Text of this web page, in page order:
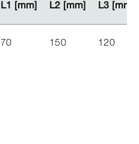
L1 [mm] L2 [mm] L3 [mm]
L1 [mm] L2 [mm] L3 [mm]
70 150 120